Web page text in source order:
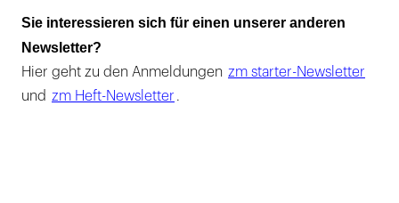
Sie interessieren sich für einen unserer anderen
Newsletter?
Hier geht zu den Anmeldungen zm starter-Newsletter
und zm Heft-Newsletter .